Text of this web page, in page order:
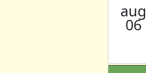
aug
06